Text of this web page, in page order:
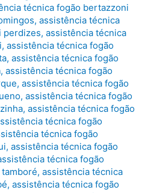
técnica fogão bertazzoni
, assistência técnica
perdizes, assistência técnica
, assistência técnica fogão
, assistência técnica fogão
, assistência técnica fogão
, assistência técnica fogão
, assistência técnica fogão
, assistência técnica fogão
técnica fogão
técnica fogão
, assistência técnica fogão
técnica fogão
, assistência técnica
, assistência técnica fogão